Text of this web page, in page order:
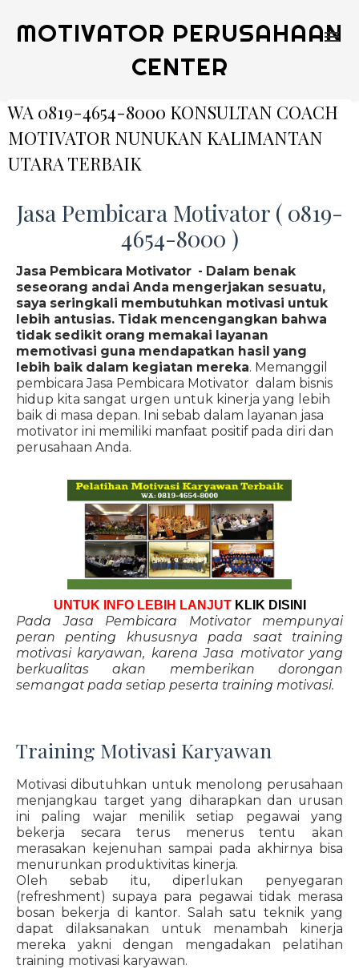
MOTIVATOR PERUSAHAAN
CENTER
WA 0819-4654-8000 KONSULTAN COACH
MOTIVATOR NUNUKAN KALIMANTAN
UTARA TERBAIK
Jasa Pembicara Motivator ( 0819-
4654-8000 )
Jasa Pembicara Motivator - Dalam benak
seseorang andai Anda mengerjakan sesuatu,
saya seringkali membutuhkan motivasi untuk
lebih antusias. Tidak mencengangkan bahwa
tidak sedikit orang memakai layanan
memotivasi guna mendapatkan hasil yang
lebih baik dalam kegiatan mereka. Memanggil
pembicara Jasa Pembicara Motivator dalam bisnis
hidup kita sangat urgen untuk kinerja yang lebih
baik di masa depan. Ini sebab dalam layanan jasa
motivator ini memiliki manfaat positif pada diri dan
perusahaan Anda.
UNTUK INFO LEBIH LANJUT KLIK DISINI
Pada Jasa Pembicara Motivator mempunyai
peran penting khususnya pada saat training
motivasi karyawan, karena Jasa motivator yang
berkualitas akan memberikan dorongan
semangat pada setiap peserta training motivasi.
Training Motivasi Karyawan
Motivasi dibutuhkan untuk menolong perusahaan
menjangkau target yang diharapkan dan urusan
ini paling wajar menilik setiap pegawai yang
bekerja secara terus menerus tentu akan
merasakan kejenuhan sampai pada akhirnya bisa
menurunkan produktivitas kinerja.
Oleh sebab itu, diperlukan penyegaran
(refreshment) supaya para pegawai tidak merasa
bosan bekerja di kantor. Salah satu teknik yang
dapat dilaksanakan untuk menambah kinerja
mereka yakni dengan mengadakan pelatihan
training motivasi karyawan.